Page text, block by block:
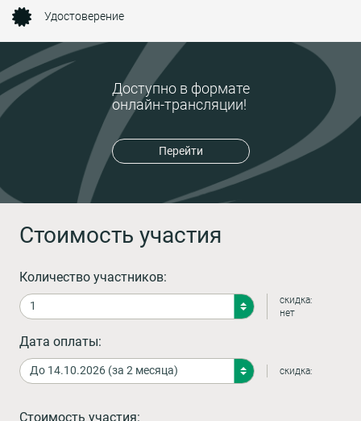
Доступно в формате
онлайн-трансляции!
Перейти
Удостоверение
Стоимость участия
Количество участников:
скидка:
нет
Дата оплаты:
скидка:
Стоимость участия: